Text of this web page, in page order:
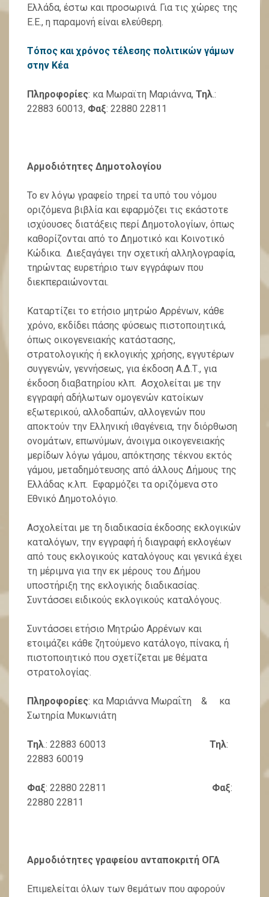
Ελλάδα, έστω και προσωρινά. Για τις χώρες της
Ε.Ε., η παραμονή είναι ελεύθερη.
Τόπος και χρόνος τέλεσης πολιτικών γάμων
στην Κέα
Πληροφορίες: κα Μωραϊτη Μαριάννα, Τηλ.:
22883 60013, Φαξ: 22880 22811
Αρμοδιότητες Δημοτολογίου
Το εν λόγω γραφείο τηρεί τα υπό του νόμου
οριζόμενα βιβλία και εφαρμόζει τις εκάστοτε
ισχύουσες διατάξεις περί Δημοτολογίων, όπως
καθορίζονται από το Δημοτικό και Κοινοτικό
Κώδικα. Διεξαγάγει την σχετική αλληλογραφία,
τηρώντας ευρετήριο των εγγράφων που
διεκπεραιώνονται.
Καταρτίζει το ετήσιο μητρώο Αρρένων, κάθε
χρόνο, εκδίδει πάσης φύσεως πιστοποιητικά,
όπως οικογενειακής κατάστασης,
στρατολογικής ή εκλογικής χρήσης, εγγυτέρων
συγγενών, γεννήσεως, για έκδοση Α.Δ.Τ., για
έκδοση διαβατηρίου κλπ. Ασχολείται με την
εγγραφή αδήλωτων ομογενών κατοίκων
εξωτερικού, αλλοδαπών, αλλογενών που
αποκτούν την Ελληνική ιθαγένεια, την διόρθωση
ονομάτων, επωνύμων, άνοιγμα οικογενειακής
μερίδων λόγω γάμου, απόκτησης τέκνου εκτός
γάμου, μεταδημότευσης από άλλους Δήμους της
Ελλάδας κ.λπ. Εφαρμόζει τα οριζόμενα στο
Εθνικό Δημοτολόγιο.
Ασχολείται με τη διαδικασία έκδοσης εκλογικών
καταλόγων, την εγγραφή ή διαγραφή εκλογέων
από τους εκλογικούς καταλόγους και γενικά έχει
τη μέριμνα για την εκ μέρους του Δήμου
υποστήριξη της εκλογικής διαδικασίας.
Συντάσσει ειδικούς εκλογικούς καταλόγους.
Συντάσσει ετήσιο Μητρώο Αρρένων και
ετοιμάζει κάθε ζητούμενο κατάλογο, πίνακα, ή
πιστοποιητικό που σχετίζεται με θέματα
στρατολογίας.
Πληροφορίες: κα Μαριάννα Μωραΐτη & κα
Σωτηρία Μυκωνιάτη
Τηλ.: 22883 60013 Τηλ:
22883 60019
Φαξ: 22880 22811 Φαξ:
22880 22811
Αρμοδιότητες γραφείου ανταποκριτή ΟΓΑ
Επιμελείται όλων των θεμάτων που αφορούν